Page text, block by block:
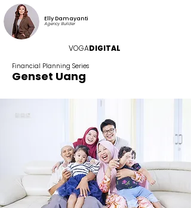
VOGADIGITAL
Elly Damayanti
Agency Builder
Financial Planning Series
Genset Uang